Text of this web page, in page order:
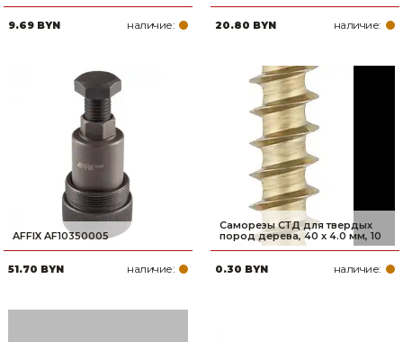
9.69 BYN наличие: 20.80 BYN наличие:
AFFIX AF10350005
51.70 BYN наличие:
Саморезы СТД для твердых
пород дерева, 40 х 4.0 мм, 10
0.30 BYN наличие: